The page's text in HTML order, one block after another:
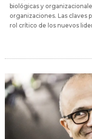
biológicas y
organizaciones. Las claves
rol crítico de los nuevos